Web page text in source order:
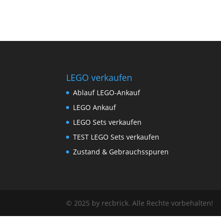
LEGO verkaufen
Ablauf LEGO-Ankauf
LEGO Ankauf
LEGO Sets verkaufen
TEST LEGO Sets verkaufen
Zustand & Gebrauchsspuren
© 2025 by recbrick. Alle Rechte vorbehalten!